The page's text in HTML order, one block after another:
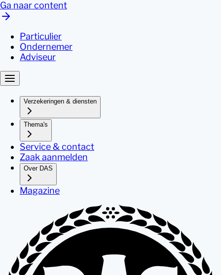
Ga naar content
Particulier
Ondernemer
Adviseur
Verzekeringen & diensten
Thema's
Service & contact
Zaak aanmelden
Over DAS
Magazine